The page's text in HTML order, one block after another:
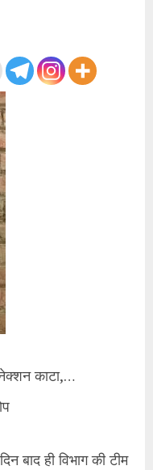
काटा,…
बाद ही विभाग की टीम